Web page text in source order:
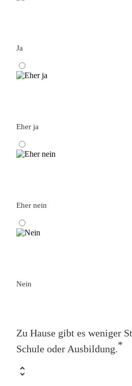
Ja
Eher ja
Eher nein
Nein
Zu Hause gibt es weniger
Schule oder Ausbildung.*